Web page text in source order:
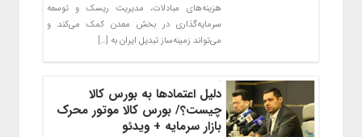
هزینه‌های مبادلات، مدیریت ریسک و توسعه
سرمایه‌گذاری در بخش معدن کمک می‌کند و
می‌تواند زمینه‌ساز تبدیل ایران به […]
دلیل اعتمادها به بورس کالا
چیست؟/ بورس کالا موتور محرک
بازار سرمایه + ویدئو